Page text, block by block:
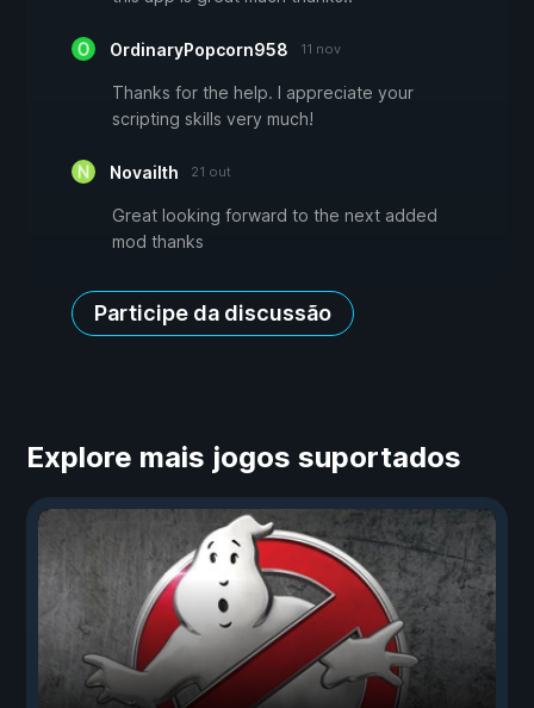
OrdinaryPopcorn958 11 nov
Thanks for the help. I appreciate your
scripting skills very much!
Novailth 21 out
Great looking forward to the next added
mod thanks
Participe da discussão
Explore mais jogos suportados